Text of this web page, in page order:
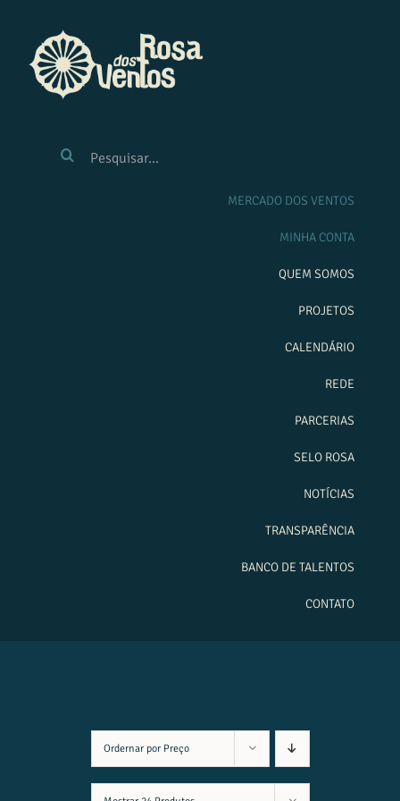
conteúdo
RESULTADOS
MERCADO DOS VENTOS
MINHA CONTA
QUEM SOMOS
PROJETOS
CALENDÁRIO
REDE
PARCERIAS
SELO ROSA
NOTÍCIAS
TRANSPARÊNCIA
BANCO DE TALENTOS
CONTATO
Ordernar por Preço